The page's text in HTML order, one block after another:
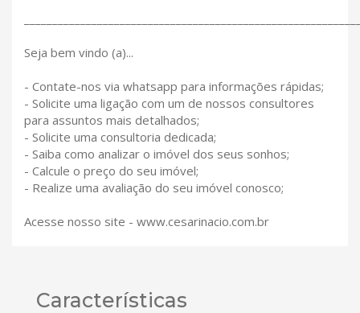
Seja bem vindo (a)...
- Contate-nos via whatsapp para informações rápidas;
- Solicite uma ligação com um de nossos consultores
para assuntos mais detalhados;
- Solicite uma consultoria dedicada;
- Saiba como analizar o imóvel dos seus sonhos;
- Calcule o preço do seu imóvel;
- Realize uma avaliação do seu imóvel conosco;
Acesse nosso site - www.cesarinacio.com.br
Características